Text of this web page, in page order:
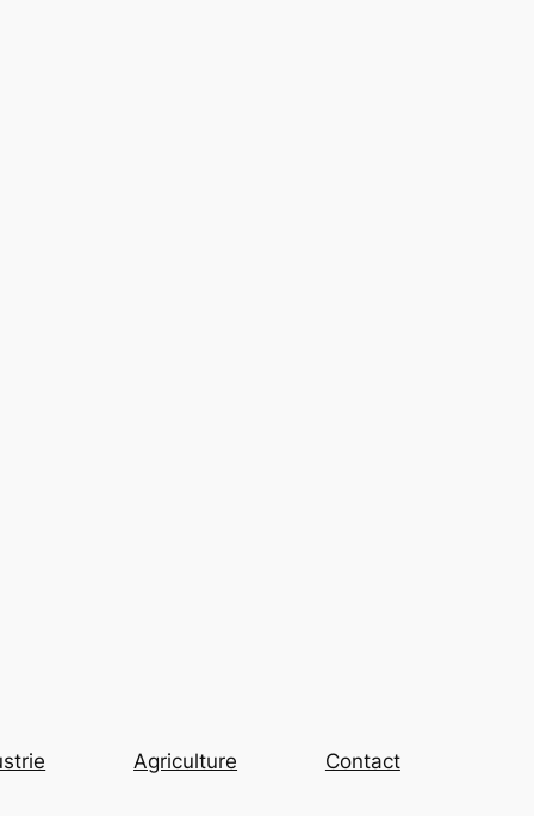
Agriculture Contact